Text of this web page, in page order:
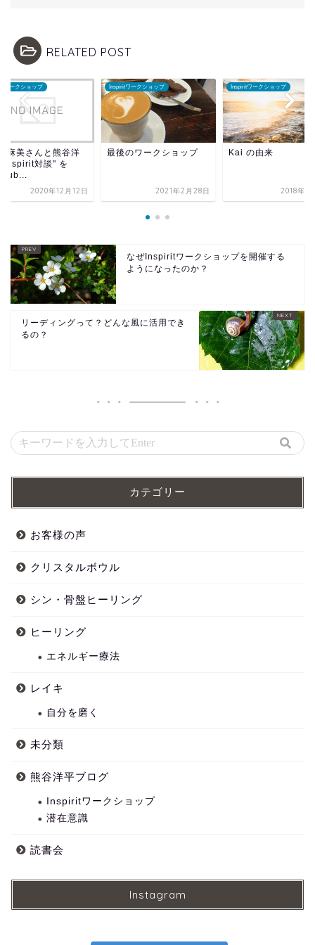
RELATED POST
ワークショップ
麻美さんと熊谷洋
Inspirit対談" を
2020年12月12日
Inspiritワークショップ
最後のワークショップ
2021年2月28日
Inspiritワークショップ
Kai の由来
2018年11
なぜInspiritワークショップを開催する
ようになったのか？
リーディングって？どんな風に活用でき
るの？
カテゴリー
お客様の声
クリスタルボウル
シン・骨盤ヒーリング
ヒーリング
エネルギー療法
レイキ
自分を磨く
未分類
熊谷洋平ブログ
Inspiritワークショップ
潜在意識
読書会
Instagram